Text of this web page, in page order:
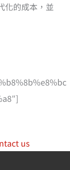
化的成本，並
us